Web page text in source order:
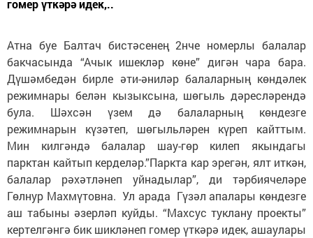
гомер үткәрә идек,..
Атна буе Балтач бистәсенең 2нче номерлы балалар
бакчасында “Ачык ишекләр көне” дигән чара бара.
Дүшәмбедән бирле әти-әниләр балаларның көндәлек
режимнары белән кызыксына, шөгыль дәресләрендә
була. Шәхсән үзем дә балаларның көндезге
режимнарын күзәтеп, шөгыльләрен күреп кайттым.
Мин килгәндә балалар шау-гөр килеп якындагы
парктан кайтып керделәр.”Паркта кар эрегән, ялт иткән,
балалар рәхәтләнеп уйнадылар”, ди тәрбиячеләре
Гөлнур Махмүтовна. Ул арада Гүзәл апалары көндезге
аш табыны әзерләп куйды. “Махсус туклану проекты”
кертелгәнгә бик шикләнеп гомер үткәрә идек, ашаулары